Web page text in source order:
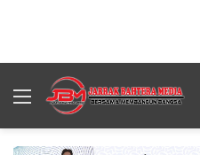
Menu